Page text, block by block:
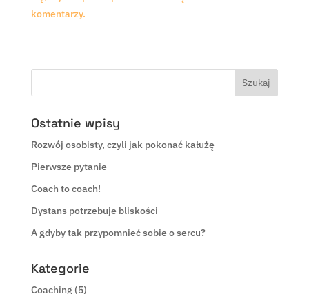
komentarzy.
Ostatnie wpisy
Rozwój osobisty, czyli jak pokonać kałużę
Pierwsze pytanie
Coach to coach!
Dystans potrzebuje bliskości
A gdyby tak przypomnieć sobie o sercu?
Kategorie
Coaching (5)